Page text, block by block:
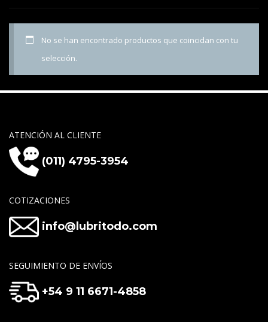
No se han encontrado productos que coincidan con tu
selección.
ATENCIÓN AL CLIENTE
(011) 4795-3954
COTIZACIONES
info@lubritodo.com
SEGUIMIENTO DE ENVÍOS
+54 9 11 6671-4858